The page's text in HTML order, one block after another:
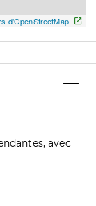
d'OpenStreetMap
avec